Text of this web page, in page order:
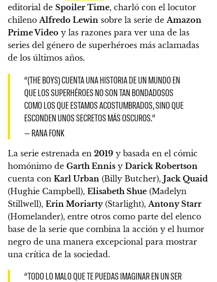
editorial de Spoiler Time, charló con el locutor
chilenoAlfredo Lewin sobre la serie deAmazon
Prime Video y las razones para ver una de las
series del género de superhéroes más aclamadas
de los últimos años.
“(THE BOYS) CUENTA UNA HISTORIA DE UN MUNDO EN
QUE LOS SUPERHÉROES NO SON TAN BONDADOSOS
COMO LOS QUE ESTAMOS ACOSTUMBRADOS, SINO QUE
ESCONDEN UNOS SECRETOS MÁS OSCUROS.”
— RANA FONK
La serie estrenada en 2019 y basada en el cómic
homónimo de Garth Ennis y Darick Robertson
cuenta con Karl Urban (Billy Butcher), Jack Quaid
(Hughie Campbell), Elisabeth Shue (Madelyn
Stillwell), Erin Moriarty(Starlight), Antony Starr
(Homelander), entre otros como parte del elenco
base de la serie que combina la acción y el humor
negro de una manera excepcional para mostrar
una crítica de la sociedad.
“TODO LO MALO QUE TE PUEDAS IMAGINAR EN UN SER